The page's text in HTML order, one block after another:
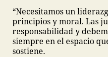
“Necesitamos un
principios y moral. Las
responsabilidad y
siempre en el espacio
sostiene.